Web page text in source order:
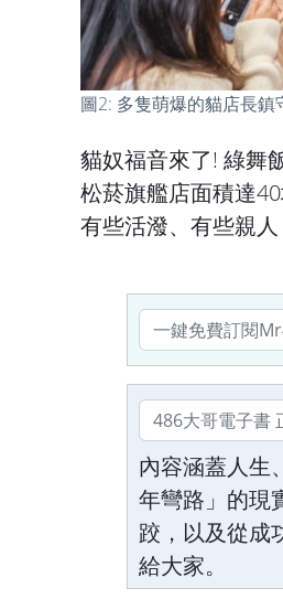
圖2: 多隻萌爆的貓店長鎮
貓奴福音來了! 綠舞
松菸旗艦店面積達
有些活潑、有些親人
內容涵蓋人生
年彎路」的現
跤，以及從成
給大家。